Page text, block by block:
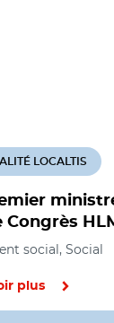
Congrès
LOCALTIS
social, Social
plus